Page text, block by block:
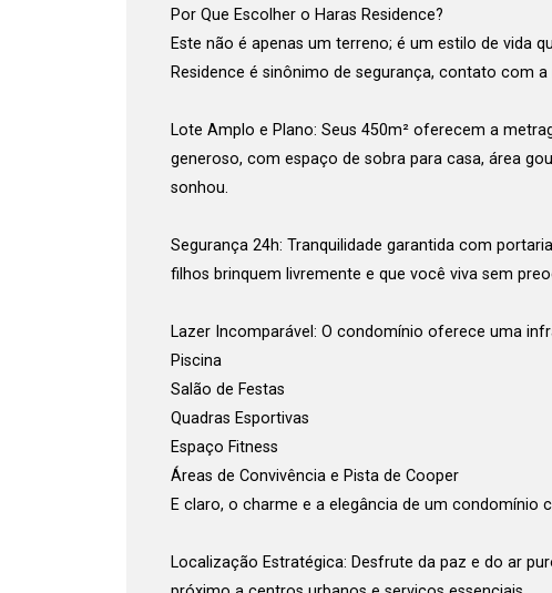
Por Que Escolher o Haras Residence?
Este não é apenas um terreno; é um estilo de vida
Residence é sinônimo de segurança, contato com
Lote Amplo e Plano: Seus 450m² oferecem a
generoso, com espaço de sobra para casa, área
sonhou.
Segurança 24h: Tranquilidade garantida com
filhos brinquem livremente e que você viva sem
Lazer Incomparável: O condomínio oferece uma
Piscina
Salão de Festas
Quadras Esportivas
Espaço Fitness
Áreas de Convivência e Pista de Cooper
E claro, o charme e a elegância de um condomínio
Localização Estratégica: Desfrute da paz e do ar
Concordo com os
Termos
e
Finalizar Cadastro